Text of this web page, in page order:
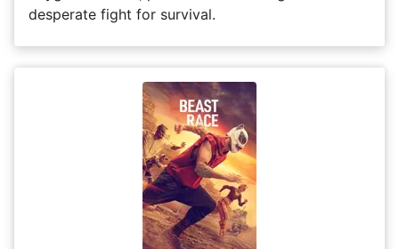
desperate fight for survival.